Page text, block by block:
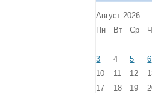
Август 2026
Пн
Вт Ср
3 4 5
6
10
11 12
17
18 19